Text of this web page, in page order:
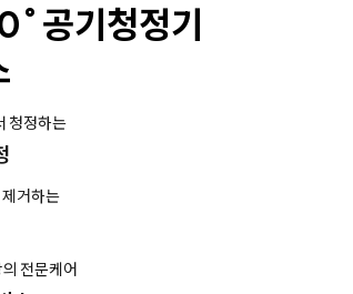
공기청정기
청정하는
거하는
전문케어